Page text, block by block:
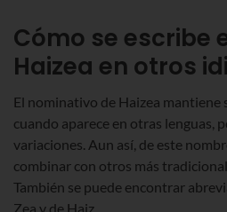
Cómo se escribe
Haizea en otros
El nominativo de Haizea mantiene
cuando aparece en otras lenguas,
variaciones. Aun así, de este
combinar con otros más
También se puede encontrar
Zea y de Haiz.